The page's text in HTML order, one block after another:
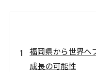
福岡県から世界へ
成長の可能性